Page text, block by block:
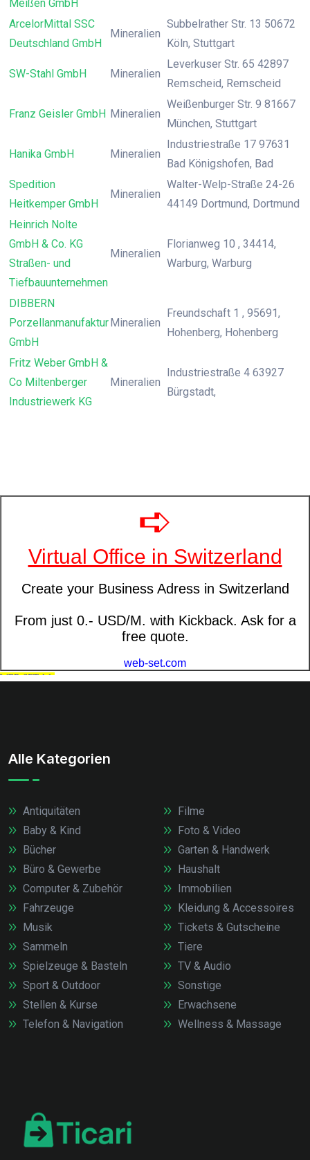
Meißen GmbH
ArcelorMittal SSC
Deutschland GmbH
Mineralien
Subbelrather Str. 13 50672
Köln, Stuttgart
SW-Stahl GmbH Mineralien
Leverkuser Str. 65 42897
Remscheid, Remscheid
Franz Geisler GmbH Mineralien
Weißenburger Str. 9 81667
München, Stuttgart
Hanika GmbH Mineralien
Industriestraße 17 97631
Bad Königshofen, Bad
Spedition
Heitkemper GmbH
Mineralien
Walter-Welp-Straße 24-26
44149 Dortmund, Dortmund
Heinrich Nolte
GmbH & Co. KG
Straßen- und
Tiefbauunternehmen
Mineralien
Florianweg 10 , 34414,
Warburg, Warburg
DIBBERN
Porzellanmanufaktur
GmbH
Mineralien
Freundschaft 1 , 95691,
Hohenberg, Hohenberg
Fritz Weber GmbH &
Co Miltenberger
Industriewerk KG
Mineralien
Industriestraße 4 63927
Bürgstadt,
Alle Kategorien
Antiquitäten
Baby & Kind
Bücher
Büro & Gewerbe
Computer & Zubehör
Fahrzeuge
Filme
Foto & Video
Garten & Handwerk
Haushalt
Immobilien
Kleidung & Accessoires
Musik
Sammeln
Spielzeuge & Basteln
Sport & Outdoor
Stellen & Kurse
Telefon & Navigation
Tickets & Gutscheine
Tiere
TV & Audio
Sonstige
Erwachsene
Wellness & Massage